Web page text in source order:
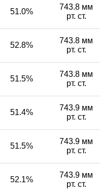
51.0%
743.8 мм
рт. ст.
52.8%
743.8 мм
рт. ст.
51.5%
743.8 мм
рт. ст.
51.4%
743.9 мм
рт. ст.
51.5%
743.9 мм
рт. ст.
52.1%
743.9 мм
рт. ст.